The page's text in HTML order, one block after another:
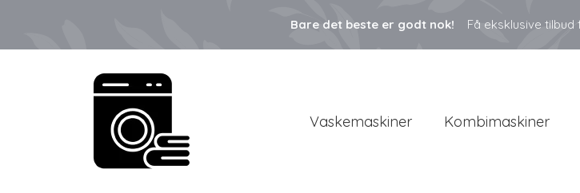
Bare det beste er godt nok! Få eksklusive
Vaskemaskiner Kombimaskiner